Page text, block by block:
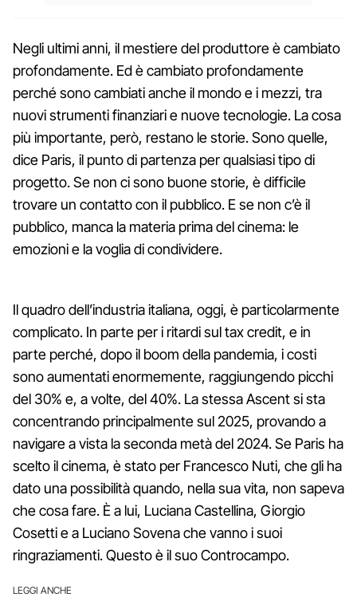
Negli ultimi anni, il mestiere del produttore è cambiato
profondamente. Ed è cambiato profondamente
perché sono cambiati anche il mondo e i mezzi, tra
nuovi strumenti finanziari e nuove tecnologie. La cosa
più importante, però, restano le storie. Sono quelle,
dice Paris, il punto di partenza per qualsiasi tipo di
progetto. Se non ci sono buone storie, è difficile
trovare un contatto con il pubblico. E se non c’è il
pubblico, manca la materia prima del cinema: le
emozioni e la voglia di condividere.
Il quadro dell’industria italiana, oggi, è particolarmente
complicato. In parte per i ritardi sul tax credit, e in
parte perché, dopo il boom della pandemia, i costi
sono aumentati enormemente, raggiungendo picchi
del 30% e, a volte, del 40%. La stessa Ascent si sta
concentrando principalmente sul 2025, provando a
navigare a vista la seconda metà del 2024. Se Paris ha
scelto il cinema, è stato per Francesco Nuti, che gli ha
dato una possibilità quando, nella sua vita, non sapeva
che cosa fare. È a lui, Luciana Castellina, Giorgio
Cosetti e a Luciano Sovena che vanno i suoi
ringraziamenti. Questo è il suo Controcampo.
LEGGI ANCHE